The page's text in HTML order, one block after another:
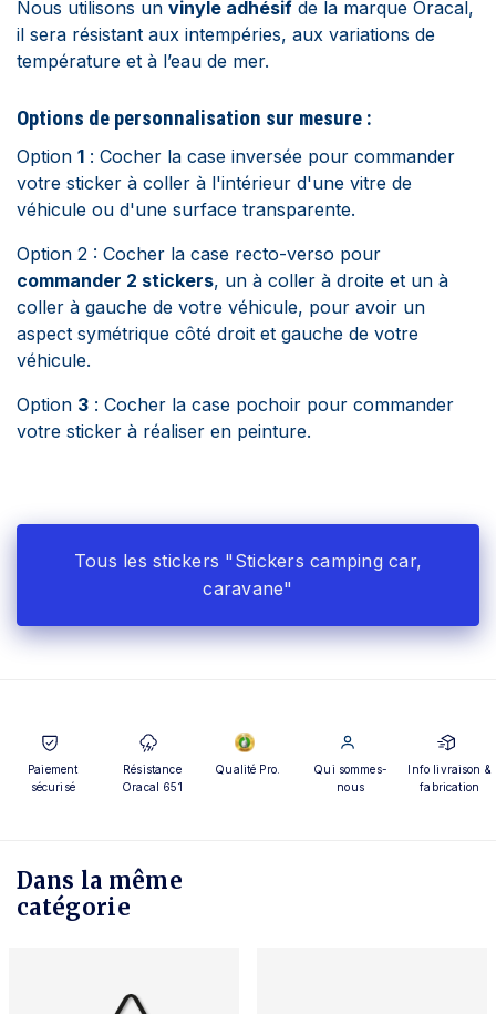
Nous utilisons un vinyle adhésif de la marque Oracal,
il sera résistant aux intempéries, aux variations de
température et à l’eau de mer.
Options de personnalisation sur mesure :
Option 1 : Cocher la case inversée pour commander
votre sticker à coller à l'intérieur d'une vitre de
véhicule ou d'une surface transparente.
Option 2 : Cocher la case recto-verso pour
commander 2 stickers, un à coller à droite et un à
coller à gauche de votre véhicule, pour avoir un
aspect symétrique côté droit et gauche de votre
véhicule.
Option 3 : Cocher la case pochoir pour commander
votre sticker à réaliser en peinture.
Tous les stickers "Stickers camping car,
caravane"
Paiement
sécurisé
Résistance
Oracal 651
Qualité Pro.
Qui sommes-
nous
Info livraison &
fabrication
Dans la même
catégorie